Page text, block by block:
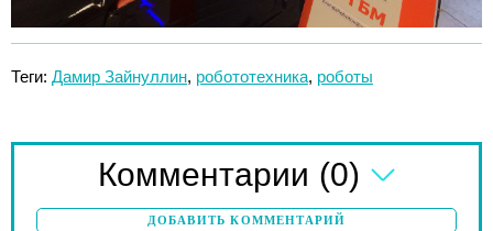
Теги: Дамир Зайнуллин, робототехника, роботы
Комментарии (0)
ДОБАВИТЬ КОММЕНТАРИЙ